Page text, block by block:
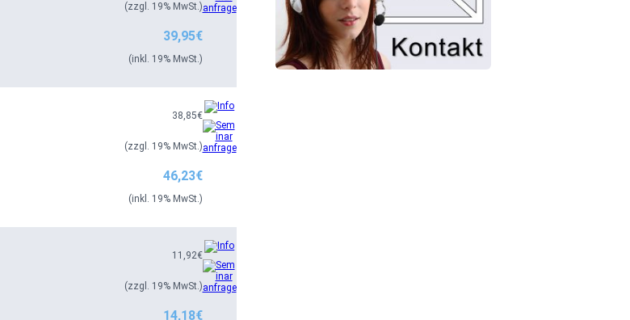
(zzgl. 19% MwSt.)
39,95€
(inkl. 19% MwSt.)
38,85€
(zzgl. 19% MwSt.)
46,23€
(inkl. 19% MwSt.)
11,92€
(zzgl. 19% MwSt.)
14,18€